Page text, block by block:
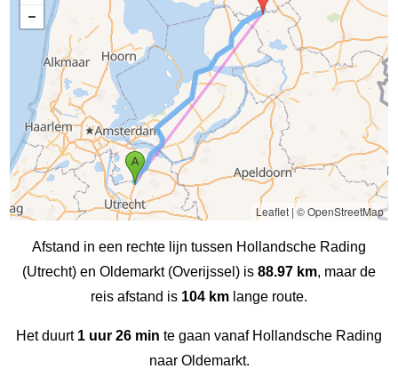
Leaflet|© OpenStreetMap
Afstand in een rechte lijn tussen Hollandsche Rading
(Utrecht) en Oldemarkt (Overijssel) is 88.97 km, maar de
reis afstand is 104 km lange route.
Het duurt 1 uur 26 min te gaan vanaf Hollandsche Rading
naar Oldemarkt.